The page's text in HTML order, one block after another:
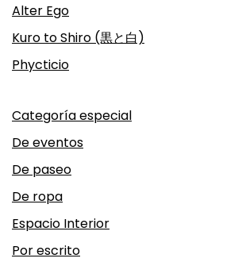
Alter Ego
Kuro to Shiro (黒と白)
Phycticio
Categoría especial
De eventos
De paseo
De ropa
Espacio Interior
Por escrito